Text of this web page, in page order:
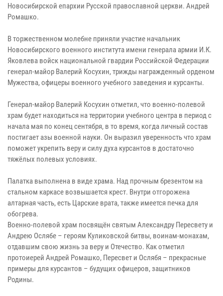
Новосибирской епархии Русской православной церкви. Андрей
Ромашко.
В торжественном молебне приняли участие начальник
Новосибирского военного института имени генерала армии И.К.
Яковлева войск национальной гвардии Российской Федерации
генерал-майор Валерий Косухин, трижды награжденный орденом
Мужества, офицеры военного учебного заведения и курсанты.
Генерал-майор Валерий Косухин отметил, что военно-полевой
храм будет находиться на территории учебного центра в период с
начала мая по конец сентября, в то время, когда личный состав
постигает азы военной науки. Он выразил уверенность что храм
поможет укрепить веру и силу духа курсантов в достаточно
тяжёлых полевых условиях.
Палатка выполнена в виде храма. Над прочным брезентом на
стальном каркасе возвышается крест. Внутри отгорожена
алтарная часть, есть Царские врата, также имеется печка для
обогрева.
Военно-полевой храм посвящён святым Александру Пересвету и
Андрею Ослябе – героям Куликовской битвы, воинам-монахам,
отдавшим свою жизнь за веру и Отечество. Как отметил
протоиерей Андрей Ромашко, Пересвет и Ослябя – прекрасные
примеры для курсантов – будущих офицеров, защитников
Родины.